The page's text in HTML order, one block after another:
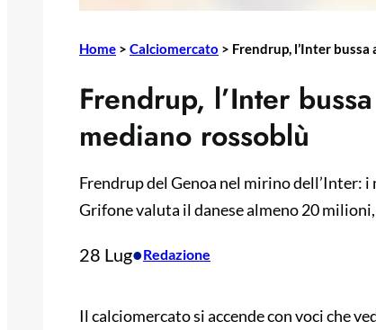
Home > Calciomercato > Frendrup, l’Inter
Frendrup, l’Inter
mediano rossoblù
Frendrup del Genoa nel mirino dell’Inter:
Grifone valuta il danese almeno 20
28 Lug•Redazione
Il calciomercato si accende con voci che